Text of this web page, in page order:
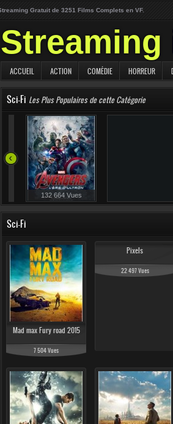
Gratuit de 3251 Films Complets en VF.
ACCUEIL ACTION COMÉDIE HORREUR
Sci-Fi Les Plus Populaires de cette Catégorie
132 664 Vues
106 461 Vues
Sci-Fi
Mad max Fury road 2015
7 504 Vues
Pixels
22 497 Vues